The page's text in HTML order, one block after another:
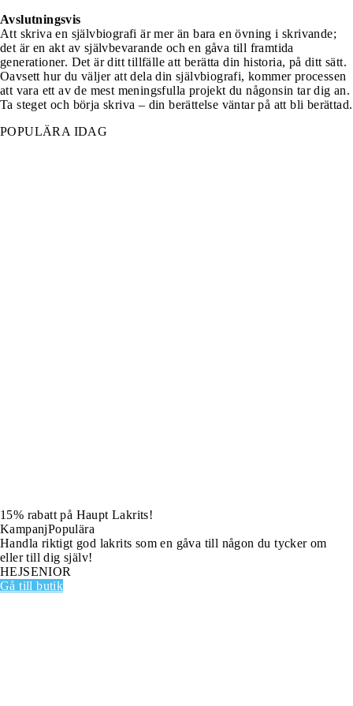
Avslutningsvis
Att skriva en självbiografi är mer än bara en övning i skrivande;
det är en akt av självbevarande och en gåva till framtida
generationer. Det är ditt tillfälle att berätta din historia, på ditt sätt.
Oavsett hur du väljer att dela din självbiografi, kommer processen
att vara ett av de mest meningsfulla projekt du någonsin tar dig an.
Ta steget och börja skriva – din berättelse väntar på att bli berättad.
POPULÄRA IDAG
15% rabatt på Haupt Lakrits!
KampanjPopulära
Handla riktigt god lakrits som en gåva till någon du tycker om
eller till dig själv!
HEJSENIOR
Gå till butik